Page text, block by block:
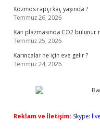
Kozmos rapçi kaç yaşında ?
Temmuz 26, 2026
Kan plazmasında CO2 bulunur
Temmuz 25, 2026
Karıncalar ne için eve gelir ?
Temmuz 24, 2026
Reklam ve İletişim: Skype: